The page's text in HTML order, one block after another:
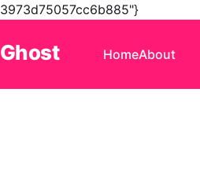
HomeAbout